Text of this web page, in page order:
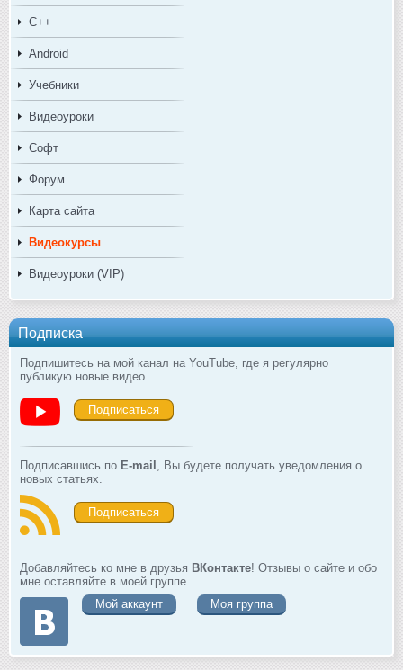
C++
Android
Учебники
Видеоуроки
Софт
Форум
Карта сайта
Видеокурсы
Видеоуроки (VIP)
Подписка
Подпишитесь на мой канал на YouTube, где я регулярно
публикую новые видео.
Подписаться
Подписавшись по E-mail , Вы будете получать уведомления о
новых статьях.
Подписаться
Добавляйтесь ко мне в друзья ВКонтакте! Отзывы о сайте и обо
мне оставляйте в моей группе.
Мой аккаунт
Моя группа